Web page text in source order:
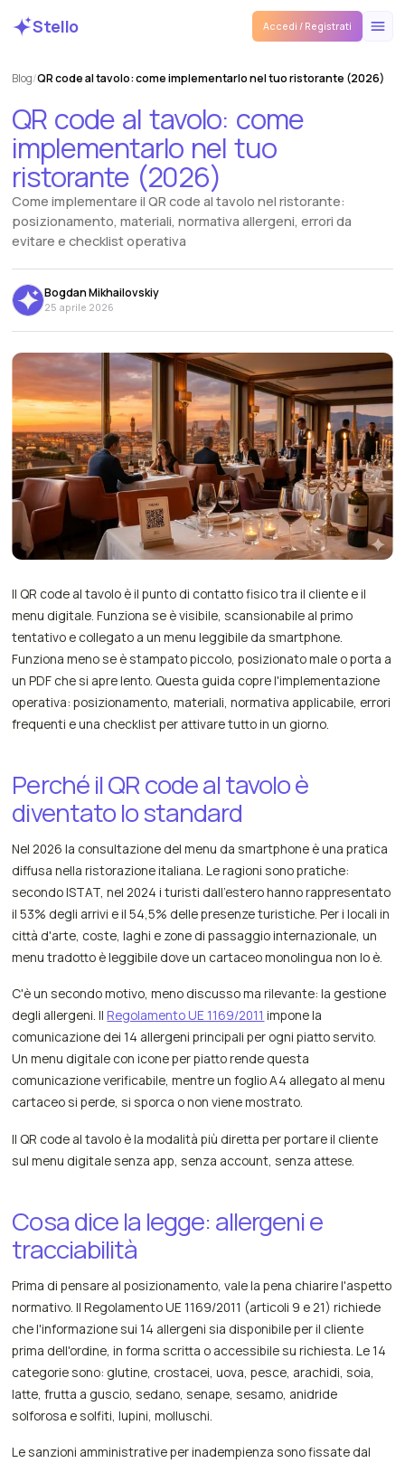
Stello Accedi / Registrati
Blog/QR code al tavolo: come implementarlo nel tuo ristorante (2026)
QR code al tavolo: come
implementarlo nel tuo
ristorante (2026)
Come implementare il QR code al tavolo nel ristorante:
posizionamento, materiali, normativa allergeni, errori da
evitare e checklist operativa
Bogdan Mikhailovskiy
25 aprile 2026
Il QR code al tavolo è il punto di contatto fisico tra il cliente e il
menu digitale. Funziona se è visibile, scansionabile al primo
tentativo e collegato a un menu leggibile da smartphone.
Funziona meno se è stampato piccolo, posizionato male o porta a
un PDF che si apre lento. Questa guida copre l'implementazione
operativa: posizionamento, materiali, normativa applicabile, errori
frequenti e una checklist per attivare tutto in un giorno.
Perché il QR code al tavolo è
diventato lo standard
Nel 2026 la consultazione del menu da smartphone è una pratica
diffusa nella ristorazione italiana. Le ragioni sono pratiche:
secondo ISTAT, nel 2024 i turisti dall'estero hanno rappresentato
il 53% degli arrivi e il 54,5% delle presenze turistiche. Per i locali in
città d'arte, coste, laghi e zone di passaggio internazionale, un
menu tradotto è leggibile dove un cartaceo monolingua non lo è.
C'è un secondo motivo, meno discusso ma rilevante: la gestione
degli allergeni. Il Regolamento UE 1169/2011 impone la
comunicazione dei 14 allergeni principali per ogni piatto servito.
Un menu digitale con icone per piatto rende questa
comunicazione verificabile, mentre un foglio A4 allegato al menu
cartaceo si perde, si sporca o non viene mostrato.
Il QR code al tavolo è la modalità più diretta per portare il cliente
sul menu digitale senza app, senza account, senza attese.
Cosa dice la legge: allergeni e
tracciabilità
Prima di pensare al posizionamento, vale la pena chiarire l'aspetto
normativo. Il Regolamento UE 1169/2011 (articoli 9 e 21) richiede
che l'informazione sui 14 allergeni sia disponibile per il cliente
prima dell'ordine, in forma scritta o accessibile su richiesta. Le 14
categorie sono: glutine, crostacei, uova, pesce, arachidi, soia,
latte, frutta a guscio, sedano, senape, sesamo, anidride
solforosa e solfiti, lupini, molluschi.
Le sanzioni amministrative per inadempienza sono fissate dal